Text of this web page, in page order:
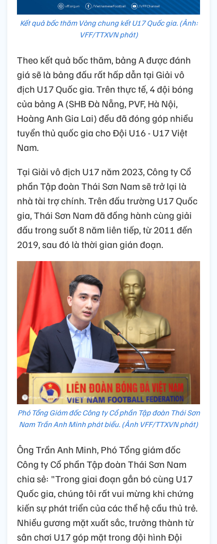
Kết quả bốc thăm Vòng chung kết U17 Quốc gia. (Ảnh:
VFF/TTXVN phát)
Theo kết quả bốc thăm, bảng A được đánh
giá sẽ là bảng đấu rất hấp dẫn tại Giải vô
địch U17 Quốc gia. Trên thực tế, 4 đội bóng
của bảng A (SHB Đà Nẵng, PVF, Hà Nội,
Hoàng Anh Gia Lai) đều đã đóng góp nhiều
tuyển thủ quốc gia cho Đội U16 - U17 Việt
Nam.
Tại Giải vô địch U17 năm 2023, Công ty Cổ
phần Tập đoàn Thái Sơn Nam sẽ trở lại là
nhà tài trợ chính. Trên đấu trường U17 Quốc
gia, Thái Sơn Nam đã đồng hành cùng giải
đấu trong suốt 8 năm liên tiếp, từ 2011 đến
2019, sau đó là thời gian gián đoạn.
Phó Tổng Giám đốc Công ty Cổ phần Tập đoàn Thái Sơn
Nam Trần Anh Minh phát biểu. (Ảnh VFF/TTXVN phát)
Ông Trần Anh Minh, Phó Tổng giám đốc
Công ty Cổ phần Tập đoàn Thái Sơn Nam
chia sẻ: "Trong giai đoạn gắn bó cùng U17
Quốc gia, chúng tôi rất vui mừng khi chứng
kiến sự phát triển của các thể hệ cầu thủ trẻ.
Nhiều gương mặt xuất sắc, trưởng thành từ
sân chơi U17 góp mặt trong đội hình Đội